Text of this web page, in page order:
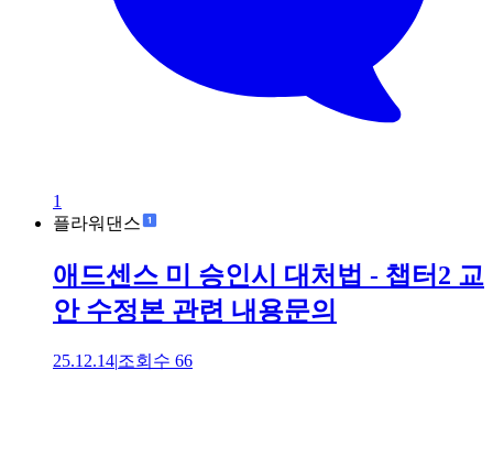
1
플라워댄스
애드센스 미 승인시 대처법 - 챕터2 교
안 수정본 관련 내용문의
25.12.14|조회수 66